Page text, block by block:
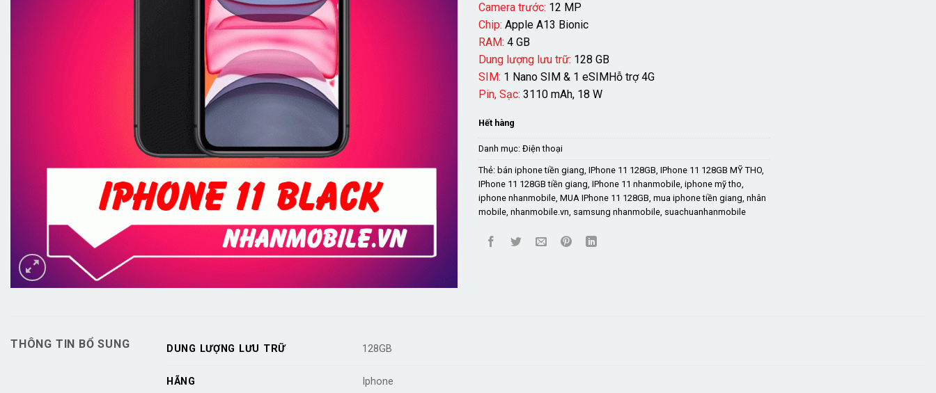
Camera trước: 12 MP
Chip: Apple A13 Bionic
RAM: 4 GB
Dung lượng lưu trữ: 128 GB
SIM: 1 Nano SIM & 1 eSIMHỗ trợ 4G
Pin, Sạc: 3110 mAh, 18 W
Hết hàng
Danh mục: Điện thoại
Thẻ: bán iphone tiền giang IPhone 11 128GB IPhone 11 128GB MỸ THO
IPhone 11 128GB tiền giang IPhone 11 nhanmobile iphone mỹ tho
iphone nhanmobile MUA IPhone 11 128GB mua iphone tiền giang nhân
mobile nhanmobile.vn samsung nhanmobile suachuanhanmobile
THÔNG TIN BỔ SUNG DUNG LƯỢNG LƯU TRỮ 128GB
HÃNG Iphone